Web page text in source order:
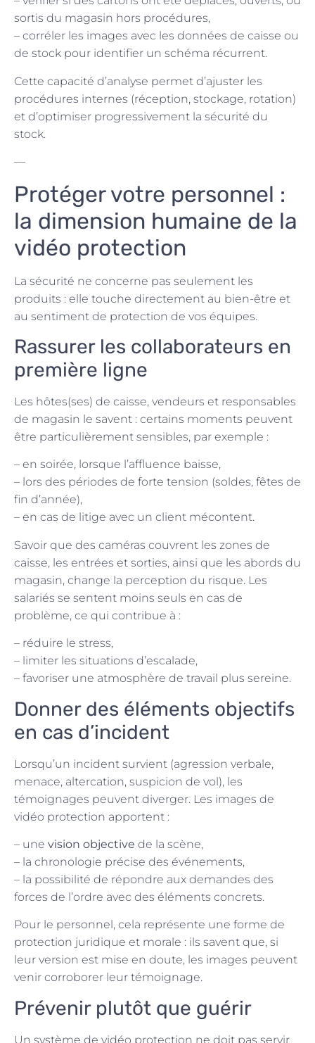
sortis du magasin hors procédures,
– corréler les images avec les données de caisse ou
de stock pour identifier un schéma récurrent.
Cette capacité d’analyse permet d’ajuster les
procédures internes (réception, stockage, rotation)
et d’optimiser progressivement la sécurité du
stock.
—
Protéger votre personnel :
la dimension humaine de la
vidéo protection
La sécurité ne concerne pas seulement les
produits : elle touche directement au bien-être et
au sentiment de protection de vos équipes.
Rassurer les collaborateurs en
première ligne
Les hôtes(ses) de caisse, vendeurs et responsables
de magasin le savent : certains moments peuvent
être particulièrement sensibles, par exemple :
– en soirée, lorsque l’affluence baisse,
– lors des périodes de forte tension (soldes, fêtes de
fin d’année),
– en cas de litige avec un client mécontent.
Savoir que des caméras couvrent les zones de
caisse, les entrées et sorties, ainsi que les abords du
magasin, change la perception du risque. Les
salariés se sentent moins seuls en cas de
problème, ce qui contribue à :
– réduire le stress,
– limiter les situations d’escalade,
– favoriser une atmosphère de travail plus sereine.
Donner des éléments objectifs
en cas d’incident
Lorsqu’un incident survient (agression verbale,
menace, altercation, suspicion de vol), les
témoignages peuvent diverger. Les images de
vidéo protection apportent :
– une vision objective de la scène,
– la chronologie précise des événements,
– la possibilité de répondre aux demandes des
forces de l’ordre avec des éléments concrets.
Pour le personnel, cela représente une forme de
protection juridique et morale : ils savent que, si
leur version est mise en doute, les images peuvent
venir corroborer leur témoignage.
Prévenir plutôt que guérir
Un système de vidéo protection ne doit pas servir